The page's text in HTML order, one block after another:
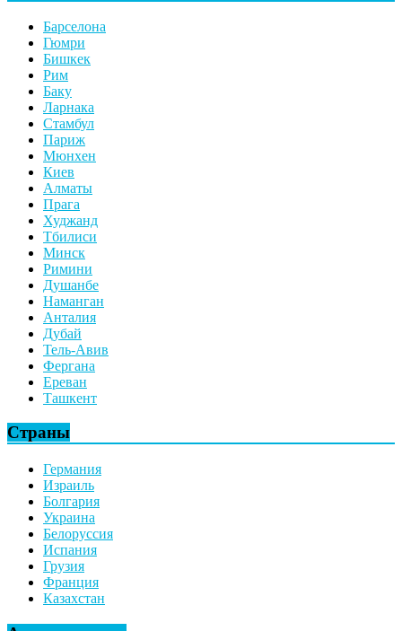
Барселона
Гюмри
Бишкек
Рим
Баку
Ларнака
Стамбул
Париж
Мюнхен
Киев
Алматы
Прага
Худжанд
Тбилиси
Минск
Римини
Душанбе
Наманган
Анталия
Дубай
Тель-Авив
Фергана
Ереван
Ташкент
Страны
Германия
Израиль
Болгария
Украина
Белоруссия
Испания
Грузия
Франция
Казахстан